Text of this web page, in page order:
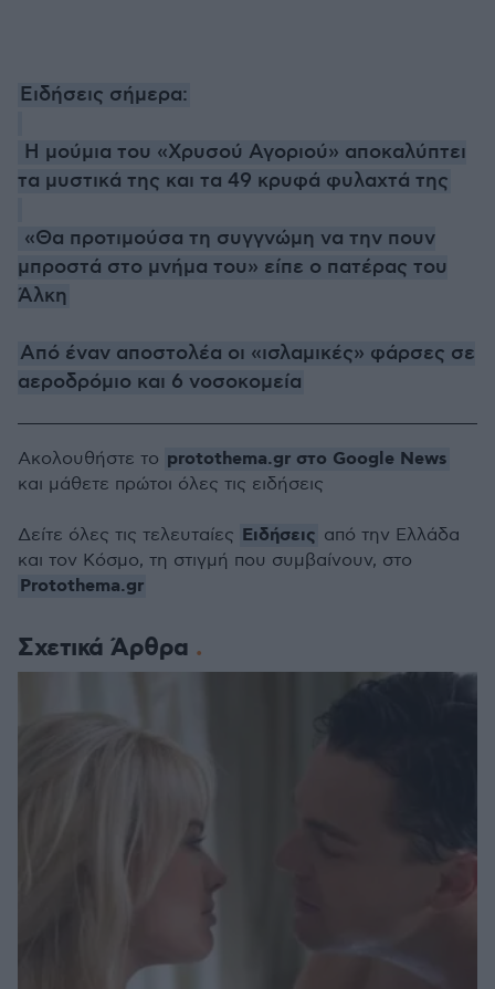
Ειδήσεις σήμερα:
Η μούμια του «Χρυσού Αγοριού» αποκαλύπτει
τα μυστικά της και τα 49 κρυφά φυλαχτά της
«Θα προτιμούσα τη συγγνώμη να την πουν
μπροστά στο μνήμα του» είπε ο πατέρας του
Άλκη
Από έναν αποστολέα οι «ισλαμικές» φάρσες σε
αεροδρόμιο και 6 νοσοκομεία
Σχετικά Άρθρα
Ακολουθήστε το protothema.gr στο Google News
και μάθετε πρώτοι όλες τις ειδήσεις
Δείτε όλες τις τελευταίες Ειδήσεις από την Ελλάδα
και τον Κόσμο, τη στιγμή που συμβαίνουν, στο
Protothema.gr